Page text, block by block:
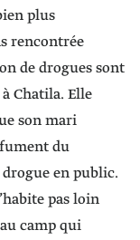
plus
rencontrée
de drogues sont
Chatila. Elle
son mari
du
en public.
pas loin
camp qui